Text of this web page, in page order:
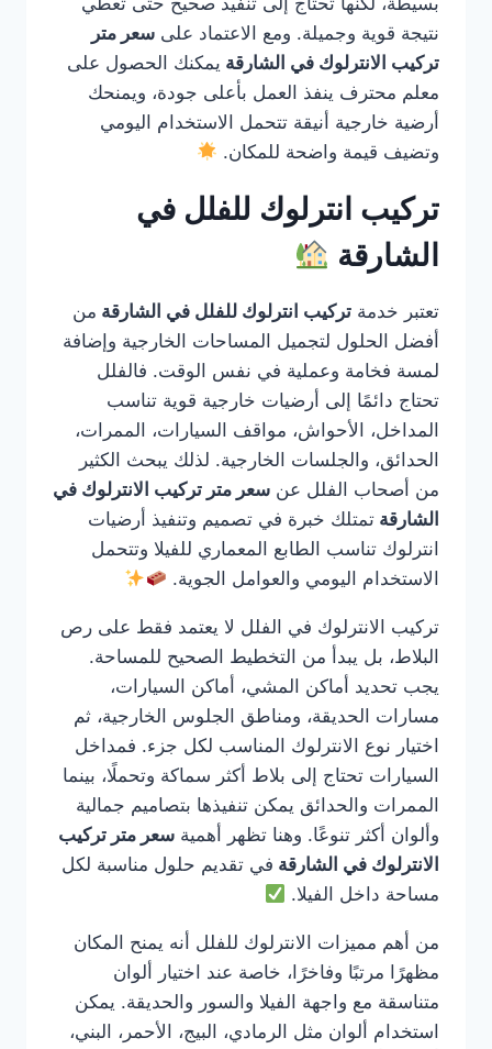
نتيجة قوية وجميلة. ومع الاعتماد على سعر متر
تركيب الانترلوك في الشارقة يمكنك الحصول على
معلم محترف ينفذ العمل بأعلى جودة، ويمنحك
أرضية خارجية أنيقة تتحمل الاستخدام اليومي
وتضيف قيمة واضحة للمكان.
تركيب انترلوك للفلل في
الشارقة
تعتبر خدمة تركيب انترلوك للفلل في الشارقة من
أفضل الحلول لتجميل المساحات الخارجية وإضافة
لمسة فخامة وعملية في نفس الوقت. فالفلل
تحتاج دائمًا إلى أرضيات خارجية قوية تناسب
المداخل، الأحواش، مواقف السيارات، الممرات،
الحدائق، والجلسات الخارجية. لذلك يبحث الكثير
من أصحاب الفلل عن سعر متر تركيب الانترلوك في
الشارقة تمتلك خبرة في تصميم وتنفيذ أرضيات
انترلوك تناسب الطابع المعماري للفيلا وتتحمل
الاستخدام اليومي والعوامل الجوية.
تركيب الانترلوك في الفلل لا يعتمد فقط على رص
البلاط، بل يبدأ من التخطيط الصحيح للمساحة.
يجب تحديد أماكن المشي، أماكن السيارات،
مسارات الحديقة، ومناطق الجلوس الخارجية، ثم
اختيار نوع الانترلوك المناسب لكل جزء. فمداخل
السيارات تحتاج إلى بلاط أكثر سماكة وتحملًا، بينما
الممرات والحدائق يمكن تنفيذها بتصاميم جمالية
وألوان أكثر تنوعًا. وهنا تظهر أهمية سعر متر تركيب
الانترلوك في الشارقة في تقديم حلول مناسبة لكل
مساحة داخل الفيلا.
من أهم مميزات الانترلوك للفلل أنه يمنح المكان
مظهرًا مرتبًا وفاخرًا، خاصة عند اختيار ألوان
متناسقة مع واجهة الفيلا والسور والحديقة. يمكن
استخدام ألوان مثل الرمادي، البيج، الأحمر، البني،